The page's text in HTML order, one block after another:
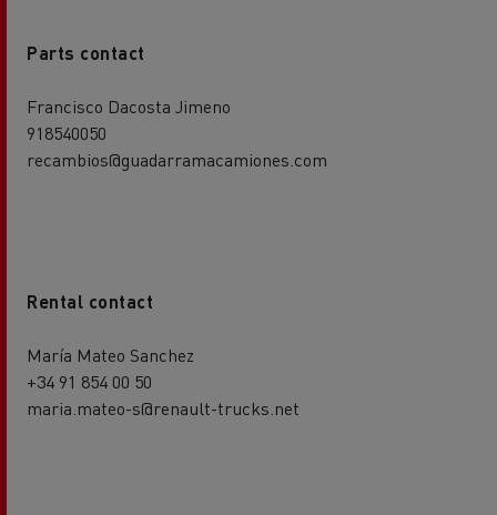
Parts contact
Francisco Dacosta Jimeno
918540050
recambios@guadarramacamiones.com
Rental contact
María Mateo Sanchez
+34 91 854 00 50
maria.mateo-s@renault-trucks.net